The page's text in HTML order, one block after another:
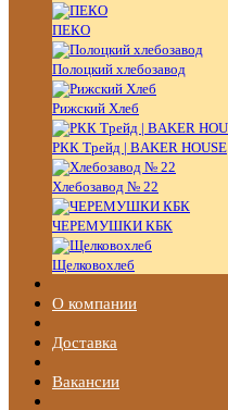
ПЕКО
Полоцкий хлебозавод
Рижский Хлеб
РКК Трейд | BAKER HOUSE
Хлебозавод № 22
ЧЕРЕМУШКИ КБК
Щелковохлеб
О компании
Доставка
Вакансии